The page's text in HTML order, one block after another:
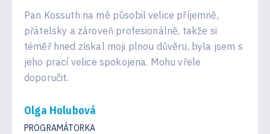
Pan Kossuth na mě působil velice příjemně,
přátelsky a zároveň profesionálně, takže si
téměř hned získal moji plnou důvěru, byla jsem s
jeho prací velice spokojena. Mohu vřele
doporučit.
Olga Holubová
PROGRAMÁTORKA